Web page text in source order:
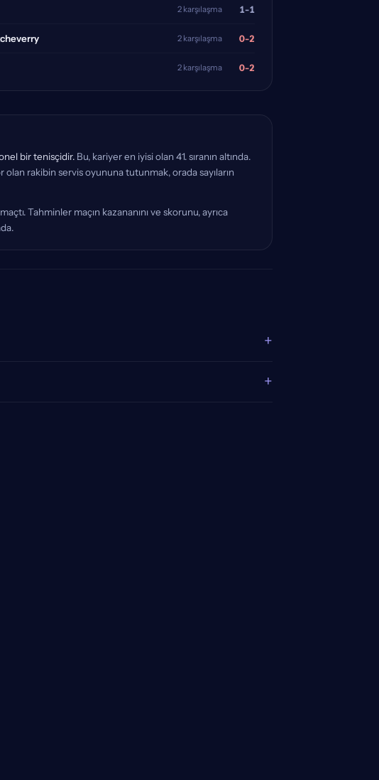
2 karşılaşma 1-1
2 karşılaşma 0-2
2 karşılaşma 0-2
bir tenisçidir. Bu, kariyer en iyisi olan 41. sıranın altında.
olan rakibin servis oyununa tutunmak, orada sayıların
Tahminler maçın kazananını ve skorunu, ayrıca
+
+